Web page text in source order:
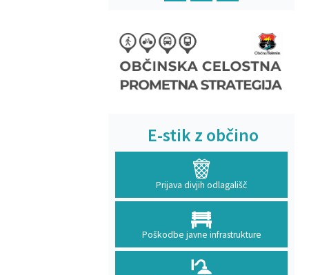
E-stik z občino
Prijava divjih odlagališč
Poškodbe javne infrastrukture